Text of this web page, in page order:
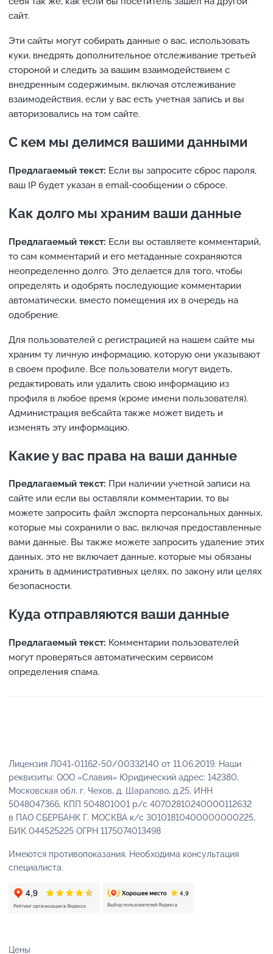
сайт.
Эти сайты могут собирать данные о вас, использовать
куки, внедрять дополнительное отслеживание третьей
стороной и следить за вашим взаимодействием с
внедренным содержимым, включая отслеживание
взаимодействия, если у вас есть учетная запись и вы
авторизовались на том сайте.
С кем мы делимся вашими данными
Предлагаемый текст: Если вы запросите сброс пароля,
ваш IP будет указан в email-сообщении о сбросе.
Как долго мы храним ваши данные
Предлагаемый текст: Если вы оставляете комментарий,
то сам комментарий и его метаданные сохраняются
неопределенно долго. Это делается для того, чтобы
определять и одобрять последующие комментарии
автоматически, вместо помещения их в очередь на
одобрение.
Для пользователей с регистрацией на нашем сайте мы
храним ту личную информацию, которую они указывают
в своем профиле. Все пользователи могут видеть,
редактировать или удалить свою информацию из
профиля в любое время (кроме имени пользователя).
Администрация вебсайта также может видеть и
изменять эту информацию.
Какие у вас права на ваши данные
Предлагаемый текст: При наличии учетной записи на
сайте или если вы оставляли комментарии, то вы
можете запросить файл экспорта персональных данных,
которые мы сохранили о вас, включая предоставленные
вами данные. Вы также можете запросить удаление этих
данных, это не включает данные, которые мы обязаны
хранить в административных целях, по закону или целях
безопасности.
Куда отправляются ваши данные
Предлагаемый текст: Комментарии пользователей
могут проверяться автоматическим сервисом
определения спама.
Лицензия Л041-01162-50/00332140 от 11.06.2019. Наши
реквизиты: ООО «Славия» Юридический адрес: 142380,
Московская обл. г. Чехов, д. Шарапово, д.25, ИНН
5048047366, КПП 504801001 р/с 40702810240000112632
в ПАО СБЕРБАНК Г. МОСКВА к/с 30101810400000000225,
БИК 044525225 ОГРН 1175074013498
Имеются противопоказания. Необходима консультация
специалиста.
Цены